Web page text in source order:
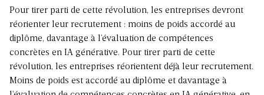
Pour tirer parti de cette révolution, les entreprises devront
réorienter leur recrutement : moins de poids accordé au
diplôme, davantage à l’évaluation de compétences
concrètes en IA générative. Pour tirer parti de cette
révolution, les entreprises réorientent déjà leur recrutement.
Moins de poids est accordé au diplôme et davantage à